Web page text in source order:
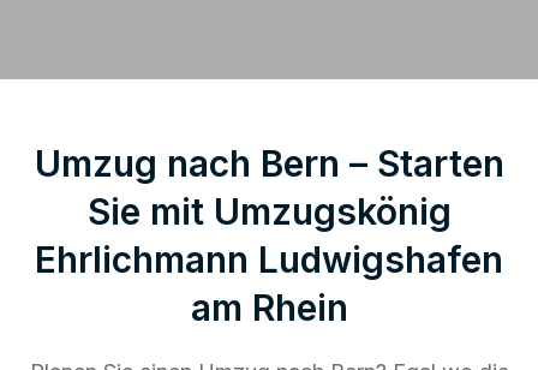
Umzug nach Bern – Starten
Sie mit Umzugskönig
Ehrlichmann Ludwigshafen
am Rhein